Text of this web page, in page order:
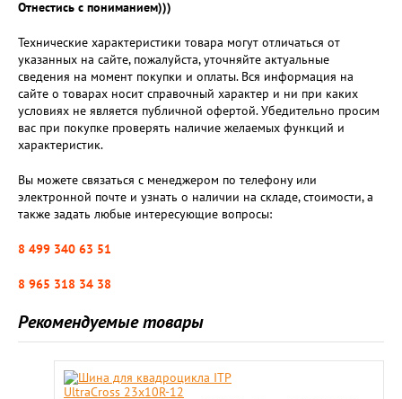
Отнестись с пониманием)))
Технические характеристики товара могут отличаться от
указанных на сайте, пожалуйста, уточняйте актуальные
сведения на момент покупки и оплаты. Вся информация на
сайте о товарах носит справочный характер и ни при каких
условиях не является публичной офертой. Убедительно просим
вас при покупке проверять наличие желаемых функций и
характеристик.
Вы можете связаться с менеджером по телефону или
электронной почте и узнать о наличии на складе, стоимости, а
также задать любые интересующие вопросы:
8 499 340 63 51
8 965 318 34 38
Рекомендуемые товары